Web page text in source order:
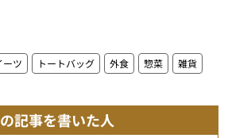
ーツ トートバッグ 外食 惣菜 雑貨
記事を書いた人